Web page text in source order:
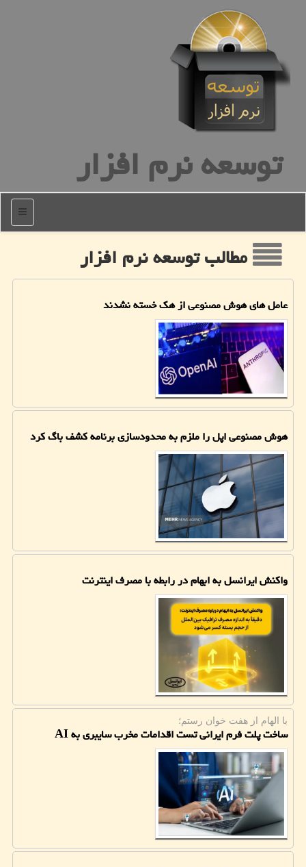
توسعه نرم افزار
منو
مطالب توسعه نرم افزار
عامل های هوش مصنوعی از هک خسته نشدند
هوش مصنوعی اپل را ملزم به محدودسازی برنامه کشف باگ کرد
واکنش ایرانسل به ابهام در رابطه با مصرف اینترنت
با الهام از هفت خوان رستم؛
ساخت پلت فرم ایرانی تست اقدامات مخرب سایبری به AI